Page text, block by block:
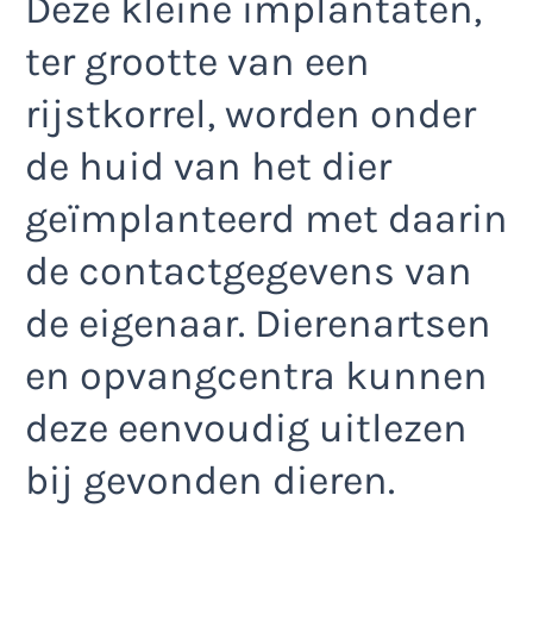
ter grootte van een
rijstkorrel, worden onder
de huid van het dier
geïmplanteerd met daarin
de contactgegevens van
de eigenaar. Dierenartsen
en opvangcentra kunnen
deze eenvoudig uitlezen
bij gevonden dieren.